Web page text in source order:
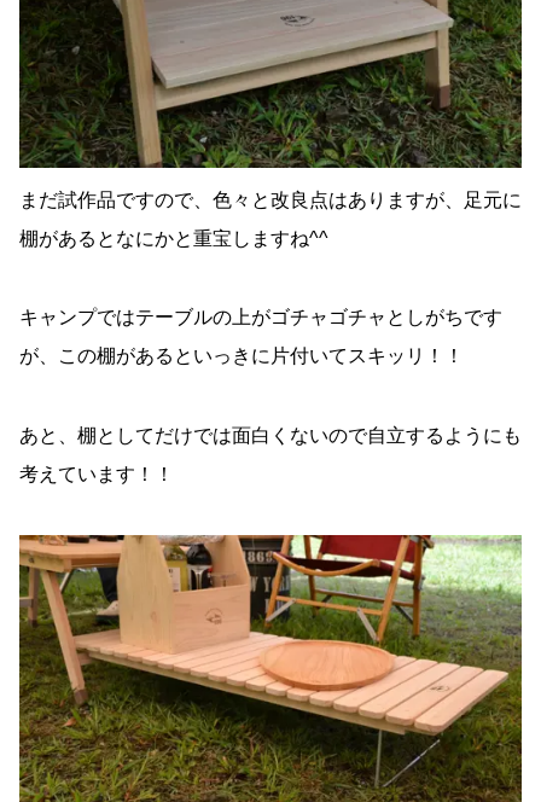
まだ試作品ですので、色々と改良点はありますが、足元に
棚があるとなにかと重宝しますね^^
キャンプではテーブルの上がゴチャゴチャとしがちです
が、この棚があるといっきに片付いてスキッリ！！
あと、棚としてだけでは面白くないので自立するようにも
考えています！！